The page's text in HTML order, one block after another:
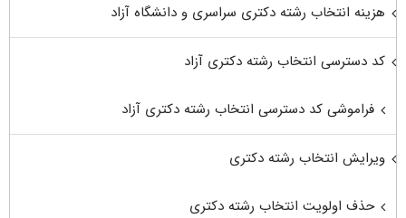
هزینه انتخاب رشته دکتری سراسری و دانشگاه آزاد
کد دسترسی انتخاب رشته دکتری آزاد
فراموشی کد دسترسی انتخاب رشته دکتری آزاد
ویرایش انتخاب رشته دکتری
حذف اولویت انتخاب رشته دکتری